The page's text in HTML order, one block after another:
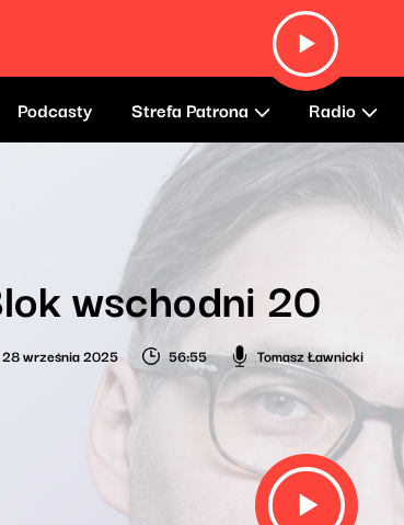
Podcasty Strefa Patrona Radio
wschodni 20
28 września 2025 56:55 Tomasz Ławnicki